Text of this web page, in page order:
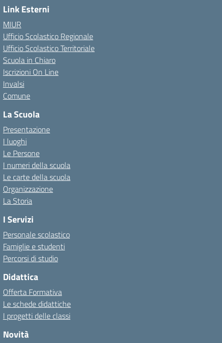
Link Esterni
MIUR
Ufficio Scolastico Regionale
Ufficio Scolastico Territoriale
Scuola in Chiaro
Iscrizioni On Line
Invalsi
Comune
La Scuola
Presentazione
I luoghi
Le Persone
I numeri della scuola
Le carte della scuola
Organizzazione
La Storia
I Servizi
Personale scolastico
Famiglie e studenti
Percorsi di studio
Didattica
Offerta Formativa
Le schede didattiche
I progetti delle classi
Novità